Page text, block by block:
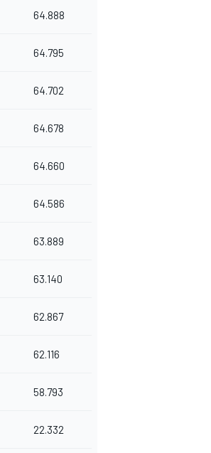
64.888
64.795
64.702
64.678
64.660
64.586
63.889
63.140
62.867
62.116
58.793
22.332